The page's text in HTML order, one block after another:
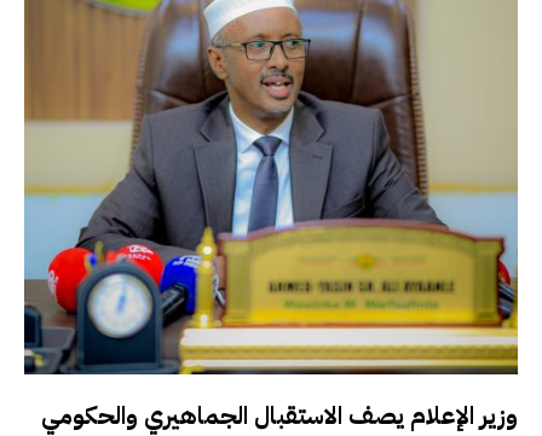
وزير الإعلام يصف الاستقبال الجماهيري والحكومي